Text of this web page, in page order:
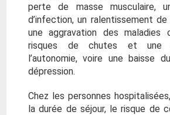
perte de masse musculaire,
d’infection, un ralentissement
une aggravation des maladies
risques de chutes et une
l’autonomie, voire une baisse
dépression.
Chez les personnes
la durée de séjour, le risque de